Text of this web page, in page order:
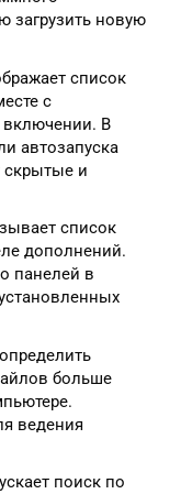
загрузить новую
список
с
включении. В
автозапуска
скрытые и
список
дополнений.
панелей в
больше
ведения
поиск по